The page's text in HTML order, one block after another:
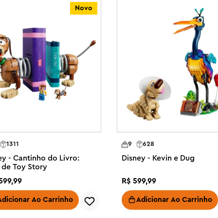
com 3 minibonecas
figura LEGO de Sebastião, o
irá maravilhar crianças de
maior de 5 anos um presente
conjunto LEGO® | Disney O
inclui uma estátua giratória, um
acabar
de A Pequena Sereia, o livro
figura LEGO® de Sebastião, o
Novo
1311
- Cantinho do Livro:
de Toy Story
,99
Ao Carrinho
628
9
Disney - Kevin e Dug
R$ 599,99
Adicionar Ao Carrinho